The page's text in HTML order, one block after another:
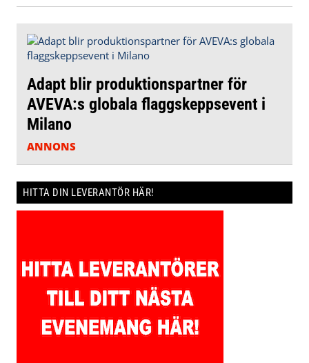
Adapt blir produktionspartner för
AVEVA:s globala flaggskeppsevent i
Milano
ANNONS
HITTA DIN LEVERANTÖR HÄR!